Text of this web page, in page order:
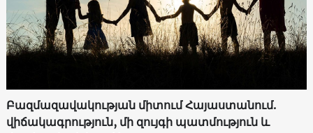
Բազմազավակության միտում Հայաստանում.
վիճակագրություն, մի զույգի պատմություն և